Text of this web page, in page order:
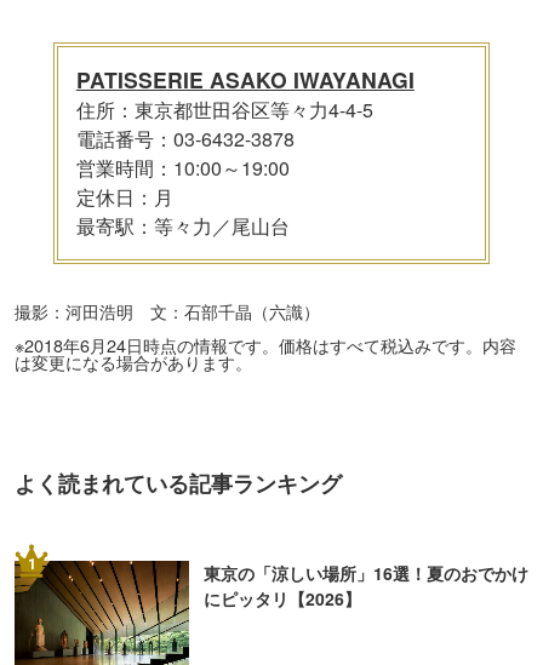
PATISSERIE ASAKO IWAYANAGI
住所：東京都世田谷区等々力4-4-5
電話番号：03-6432-3878
営業時間：10:00～19:00
定休日：月
最寄駅：等々力／尾山台
撮影：河田浩明 文：石部千晶（六識）
※2018年6月24日時点の情報です。価格はすべて税込みです。内容
は変更になる場合があります。
よく読まれている記事ランキング
1
東京の「涼しい場所」16選！夏のおでかけ
にピッタリ【2026】